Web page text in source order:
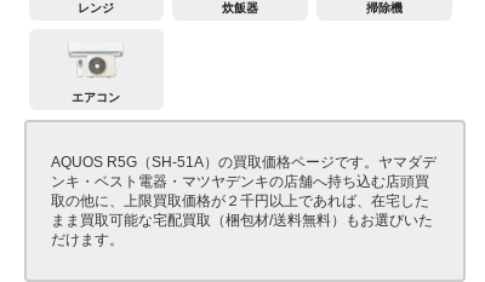
レンジ 炊飯器 掃除機
エアコン
AQUOS R5G（SH-51A）の買取価格ページです。ヤマダデ
ンキ・ベスト電器・マツヤデンキの店舗へ持ち込む店頭買
取の他に、上限買取価格が２千円以上であれば、在宅した
まま買取可能な宅配買取（梱包材/送料無料）もお選びいた
だけます。